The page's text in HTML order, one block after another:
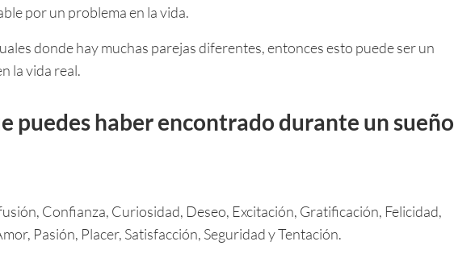
por un problema en la vida.
donde hay muchas parejas diferentes, entonces esto puede ser un
la vida real.
puedes haber encontrado durante un sueño
Confianza, Curiosidad, Deseo, Excitación, Gratificación, Felicidad,
Pasión, Placer, Satisfacción, Seguridad y Tentación.